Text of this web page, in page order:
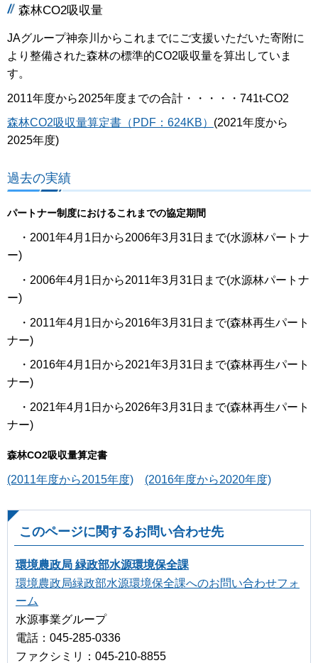
森林CO2吸収量
JAグループ神奈川からこれまでにご支援いただいた寄附に
より整備された森林の標準的CO2吸収量を算出していま
す。
2011年度から2025年度までの合計・・・・・741t-CO2
森林CO2吸収量算定書（PDF：624KB） (2021年度から
2025年度)
過去の実績
パートナー制度におけるこれまでの協定期間
・2001年4月1日から2006年3月31日まで(水源林パートナ
ー)
・2006年4月1日から2011年3月31日まで(水源林パートナ
ー)
・2011年4月1日から2016年3月31日まで(森林再生パート
ナー)
・2016年4月1日から2021年3月31日まで(森林再生パート
ナー)
・2021年4月1日から2026年3月31日まで(森林再生パート
ナー)
森林CO2吸収量算定書
(2011年度から2015年度) (2016年度から2020年度)
このページに関するお問い合わせ先
環境農政局 緑政部水源環境保全課
環境農政局緑政部水源環境保全課へのお問い合わせフォ
ーム
水源事業グループ
電話：045-285-0336
ファクシミリ：045-210-8855